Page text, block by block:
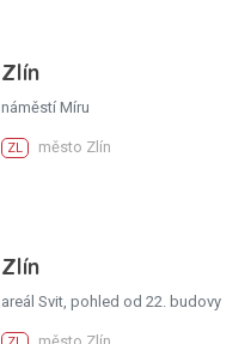
Zlín
náměstí Míru
ZL město Zlín
Zlín
areál Svit, pohled od 22. budovy